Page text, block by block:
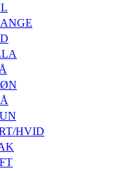
HVID